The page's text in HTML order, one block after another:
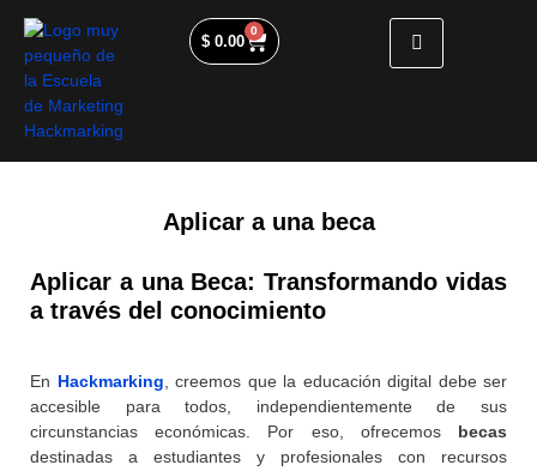
$0.00
0
Aplicar a una beca
Aplicar a una Beca: Transformando vidas
a través del conocimiento
En Hackmarking , creemos que la educación digital debe ser
accesible para todos, independientemente de sus
circunstancias económicas. Por eso, ofrecemos becas
destinadas a estudiantes y profesionales con recursos